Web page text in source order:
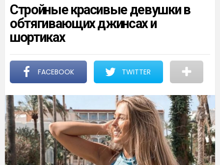
Стройные красивые девушки в
обтягивающих джинсах и
шортиках
FACEBOOK TWITTER